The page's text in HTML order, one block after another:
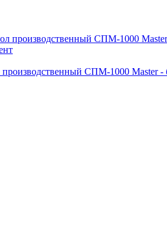
производственный СПМ-1000 Master -